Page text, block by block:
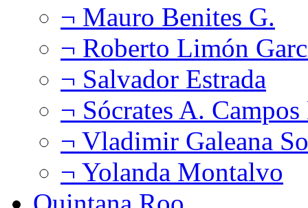
¬ Mauro Benites G.
¬ Roberto Limón
¬ Salvador Estrada
¬ Sócrates A.
¬ Vladimir Galeana
¬ Yolanda Montalvo